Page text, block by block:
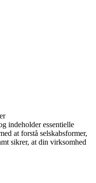
indeholder essentielle
at forstå selskabsformer,
sikrer, at din virksomhed